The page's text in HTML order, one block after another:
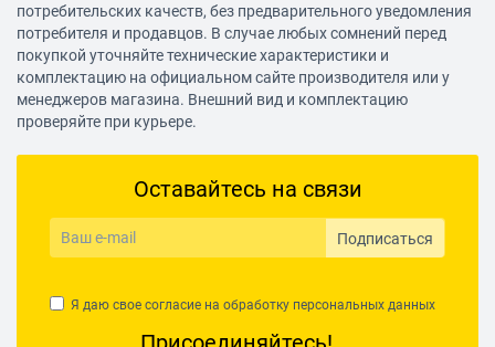
Установлены в передних дверях через проставочные кольца из
фанеры 8 мм.
Усилитель отсутствует. Голова - Pioneer MVH-280FD (простая и
известная магнитола с повышенным номиналом - 38-42 ватт на
работают только на них - на среднечастотники фильтра в них нет,
пишут о их чрезмерной резкости, чего я очень не люблю. Оставил
родные с завода - Макинтош. У них свой фильтр. Звучат мягко и,
Среднечастотники поставил на замену из комплекта Pioneer TS-
потребительских качеств, без предварительного уведомления
потребителя и продавцов. В случае любых сомнений перед
покупкой уточняйте технические характеристики и
комплектацию на официальном сайте производителя или у
менеджеров магазина. Внешний вид и комплектацию
проверяйте при курьере.
Оставайтесь на связи
Подписаться
Я даю свое согласие на обработку персональных данных